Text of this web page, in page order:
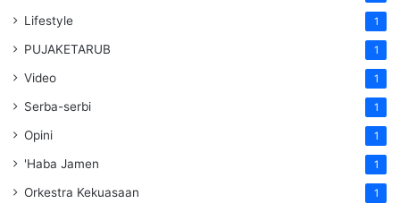
Lifestyle 1
PUJAKETARUB 1
Video 1
Serba-serbi 1
Opini 1
'Haba Jamen 1
Orkestra Kekuasaan 1